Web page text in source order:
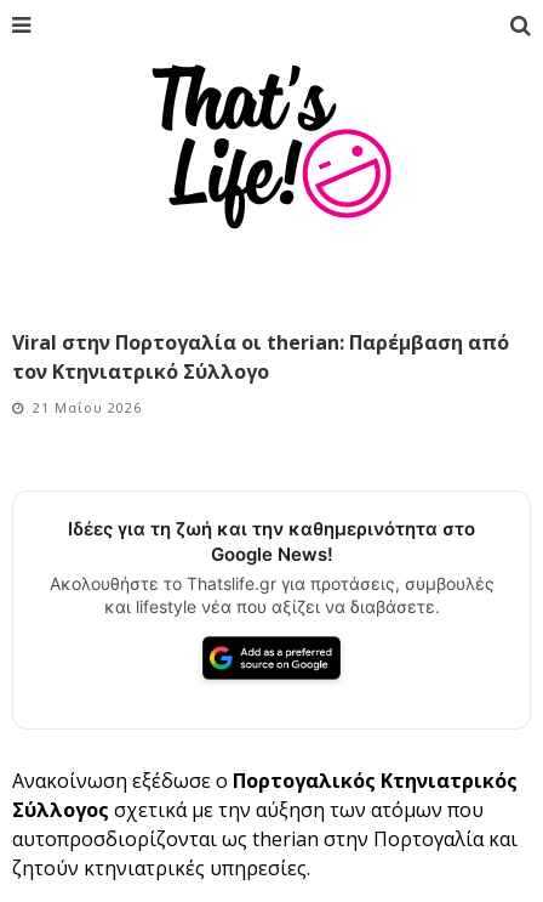
Viral στην Πορτογαλία οι therian: Παρέμβαση από
τον Κτηνιατρικό Σύλλογο
21 Μαΐου 2026
Ιδέες για τη ζωή και την καθημερινότητα στο
Google News!
Ακολουθήστε το Thatslife.gr για προτάσεις, συμβουλές
και lifestyle νέα που αξίζει να διαβάσετε.
Ανακοίνωση εξέδωσε ο Πορτογαλικός Κτηνιατρικός
Σύλλογος σχετικά με την αύξηση των ατόμων που
αυτοπροσδιορίζονται ως therian στην Πορτογαλία και
ζητούν κτηνιατρικές υπηρεσίες.